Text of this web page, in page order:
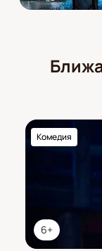
6+
Комедия